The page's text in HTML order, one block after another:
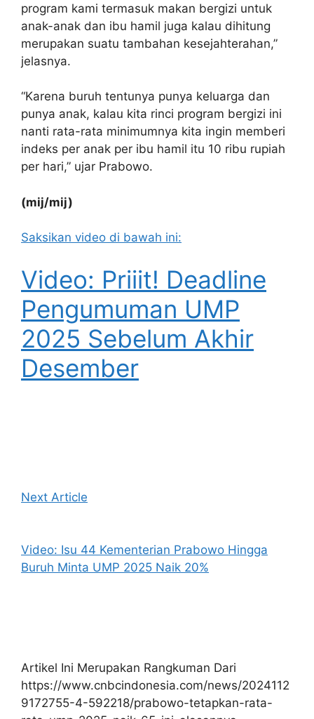
program kami termasuk makan bergizi untuk
anak-anak dan ibu hamil juga kalau dihitung
merupakan suatu tambahan kesejahterahan,”
jelasnya.
“Karena buruh tentunya punya keluarga dan
punya anak, kalau kita rinci program bergizi ini
nanti rata-rata minimumnya kita ingin memberi
indeks per anak per ibu hamil itu 10 ribu rupiah
per hari,” ujar Prabowo.
(mij/mij)
Saksikan video di bawah ini:
Video: Priiit! Deadline
Pengumuman UMP
2025 Sebelum Akhir
Desember
Next Article
Video: Isu 44 Kementerian Prabowo Hingga
Buruh Minta UMP 2025 Naik 20%
Artikel Ini Merupakan Rangkuman Dari
https://www.cnbcindonesia.com/news/2024112
9172755-4-592218/prabowo-tetapkan-rata-